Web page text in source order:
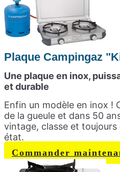
Plaque Campingaz
Une plaque en inox,
et durable
Enfin un modèle en inox !
de la gueule et dans 50
vintage, classe et toujours
état.
Commander